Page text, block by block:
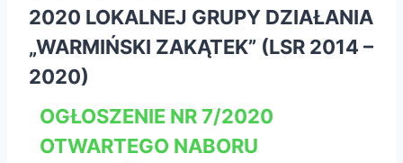
2020 LOKALNEJ GRUPY DZIAŁANIA
„WARMIŃSKI ZAKĄTEK” (LSR 2014 –
2020)
OGŁOSZENIE NR 7/2020
OTWARTEGO NABORU